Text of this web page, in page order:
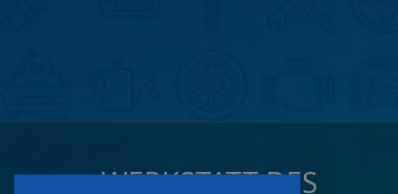
WERKSTATT DES